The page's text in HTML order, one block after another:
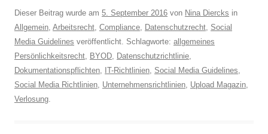
Dieser Beitrag wurde am 5. September 2016 von Nina Diercks in
Allgemein, Arbeitsrecht, Compliance, Datenschutzrecht, Social
Media Guidelines veröffentlicht. Schlagworte: allgemeines
Persönlichkeitsrecht, BYOD, Datenschutzrichtlinie,
Dokumentationspflichten, IT-Richtlinien, Social Media Guidelines,
Social Media Richtlinien, Unternehmensrichtlinien, Upload Magazin,
Verlosung.